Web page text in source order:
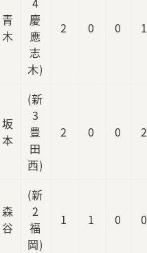
青
木
慶
應
志
木)
2 0 0 1
坂
本
(新
3
豊
田
西)
2 0 0 2
森
谷
(新
2
福
岡)
1 1 0 0